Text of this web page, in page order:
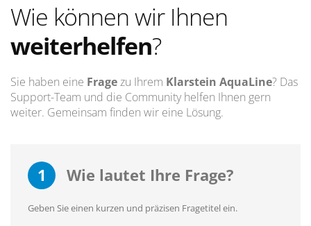
Wie können wir Ihnen
weiterhelfen?
Sie haben eine Fragezu Ihrem Klarstein AquaLine? Das
Support-Team und die Community helfen Ihnen gern
weiter. Gemeinsam finden wir eine Lösung.
1 Wie lautet Ihre Frage?
Geben Sie einen kurzen und präzisen Fragetitel ein.